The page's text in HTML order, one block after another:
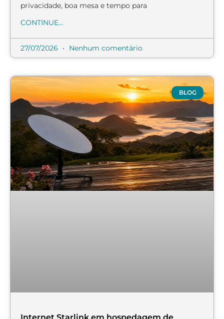
privacidade, boa mesa e tempo para
CONTINUE...
27/07/2026 Nenhum comentário
BLOG